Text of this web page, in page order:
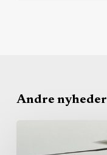
Andre nyheder
udbudsturbulens